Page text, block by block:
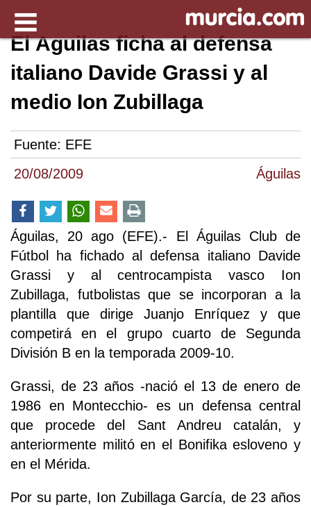
20/08/2009 Águilas
El Águilas ficha al defensa
italiano Davide Grassi y al
medio Ion Zubillaga
Fuente: EFE
Águilas, 20 ago (EFE).- El Águilas Club de
Fútbol ha fichado al defensa italiano Davide
Grassi y al centrocampista vasco Ion
Zubillaga, futbolistas que se incorporan a la
plantilla que dirige Juanjo Enríquez y que
competirá en el grupo cuarto de Segunda
División B en la temporada 2009-10.
Grassi, de 23 años -nació el 13 de enero de
1986 en Montecchio- es un defensa central
que procede del Sant Andreu catalán, y
anteriormente militó en el Bonifika esloveno y
en el Mérida.
Por su parte, Ion Zubillaga García, de 23 años